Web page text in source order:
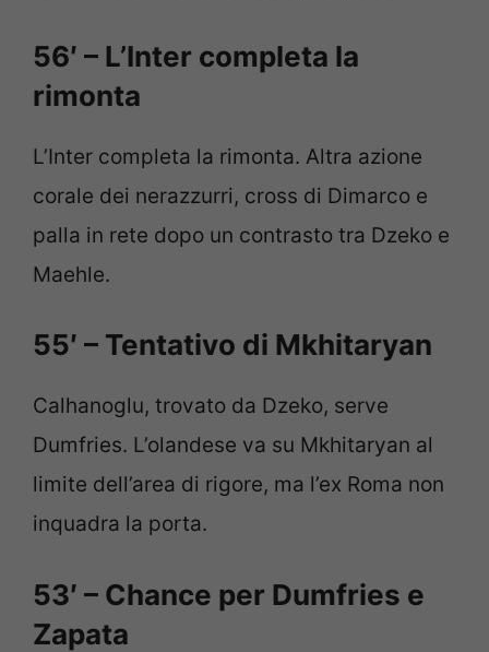
56′ – L’Inter completa la
rimonta
L’Inter completa la rimonta. Altra azione
corale dei nerazzurri, cross di Dimarco e
palla in rete dopo un contrasto tra Dzeko e
Maehle.
55′ – Tentativo di Mkhitaryan
Calhanoglu, trovato da Dzeko, serve
Dumfries. L’olandese va su Mkhitaryan al
limite dell’area di rigore, ma l’ex Roma non
inquadra la porta.
53′ – Chance per Dumfries e
Zapata